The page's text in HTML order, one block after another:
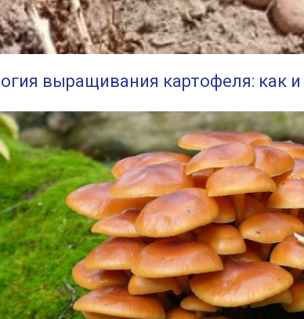
выращивания картофеля: как